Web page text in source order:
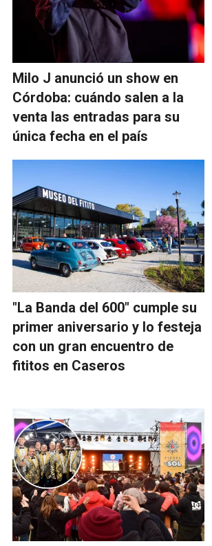
Milo J anunció un show en
Córdoba: cuándo salen a la
venta las entradas para su
única fecha en el país
"La Banda del 600" cumple su
primer aniversario y lo festeja
con un gran encuentro de
fititos en Caseros